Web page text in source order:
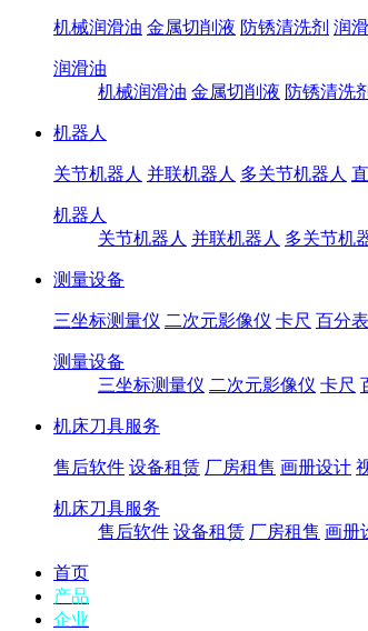
机械润滑油 金属切削液 防锈清洗剂 润
润滑油
机械润滑油 金属切削液 防锈清洗剂
机器人
关节机器人 并联机器人 多关节机器人
机器人
关节机器人 并联机器人 多关节机
测量设备
三坐标测量仪 二次元影像仪 卡尺 百分表
测量设备
三坐标测量仪 二次元影像仪 卡尺
机床刀具服务
售后软件 设备租赁 厂房租售 画册设计
机床刀具服务
售后软件 设备租赁 厂房租售 画册
首页
产品
企业